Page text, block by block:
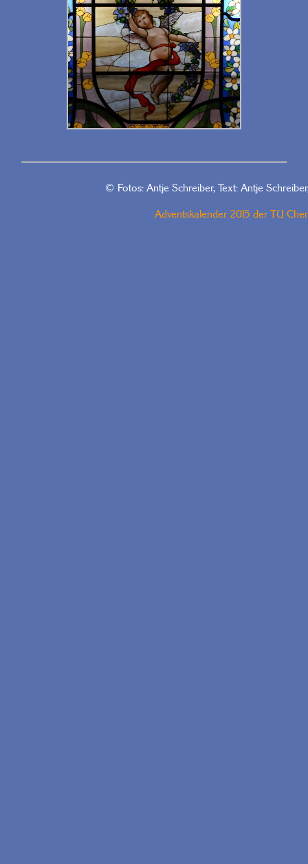
© Fotos: Antje Schreiber, Text: Antje
Adventskalender 2015 der TU